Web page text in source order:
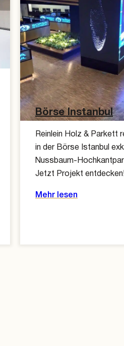
Börse Instanbul
Reinlein Holz & Parkett
in der Börse Istanbul
Nussbaum-
Jetzt Projekt
Mehr lesen